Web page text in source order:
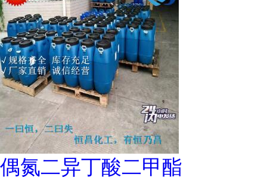
偶氮二异丁酸二甲酯